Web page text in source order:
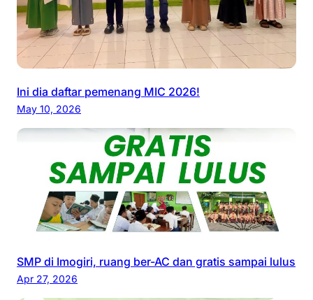
Ini dia daftar pemenang MIC 2026!
May 10, 2026
SMP di Imogiri, ruang ber-AC dan gratis sampai lulus
Apr 27, 2026